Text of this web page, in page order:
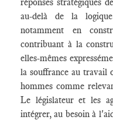
au-delà de la
notamment en
contribuant à la
elles-mêmes
la souffrance au travail
hommes comme
Le législateur et les
intégrer, au besoin à